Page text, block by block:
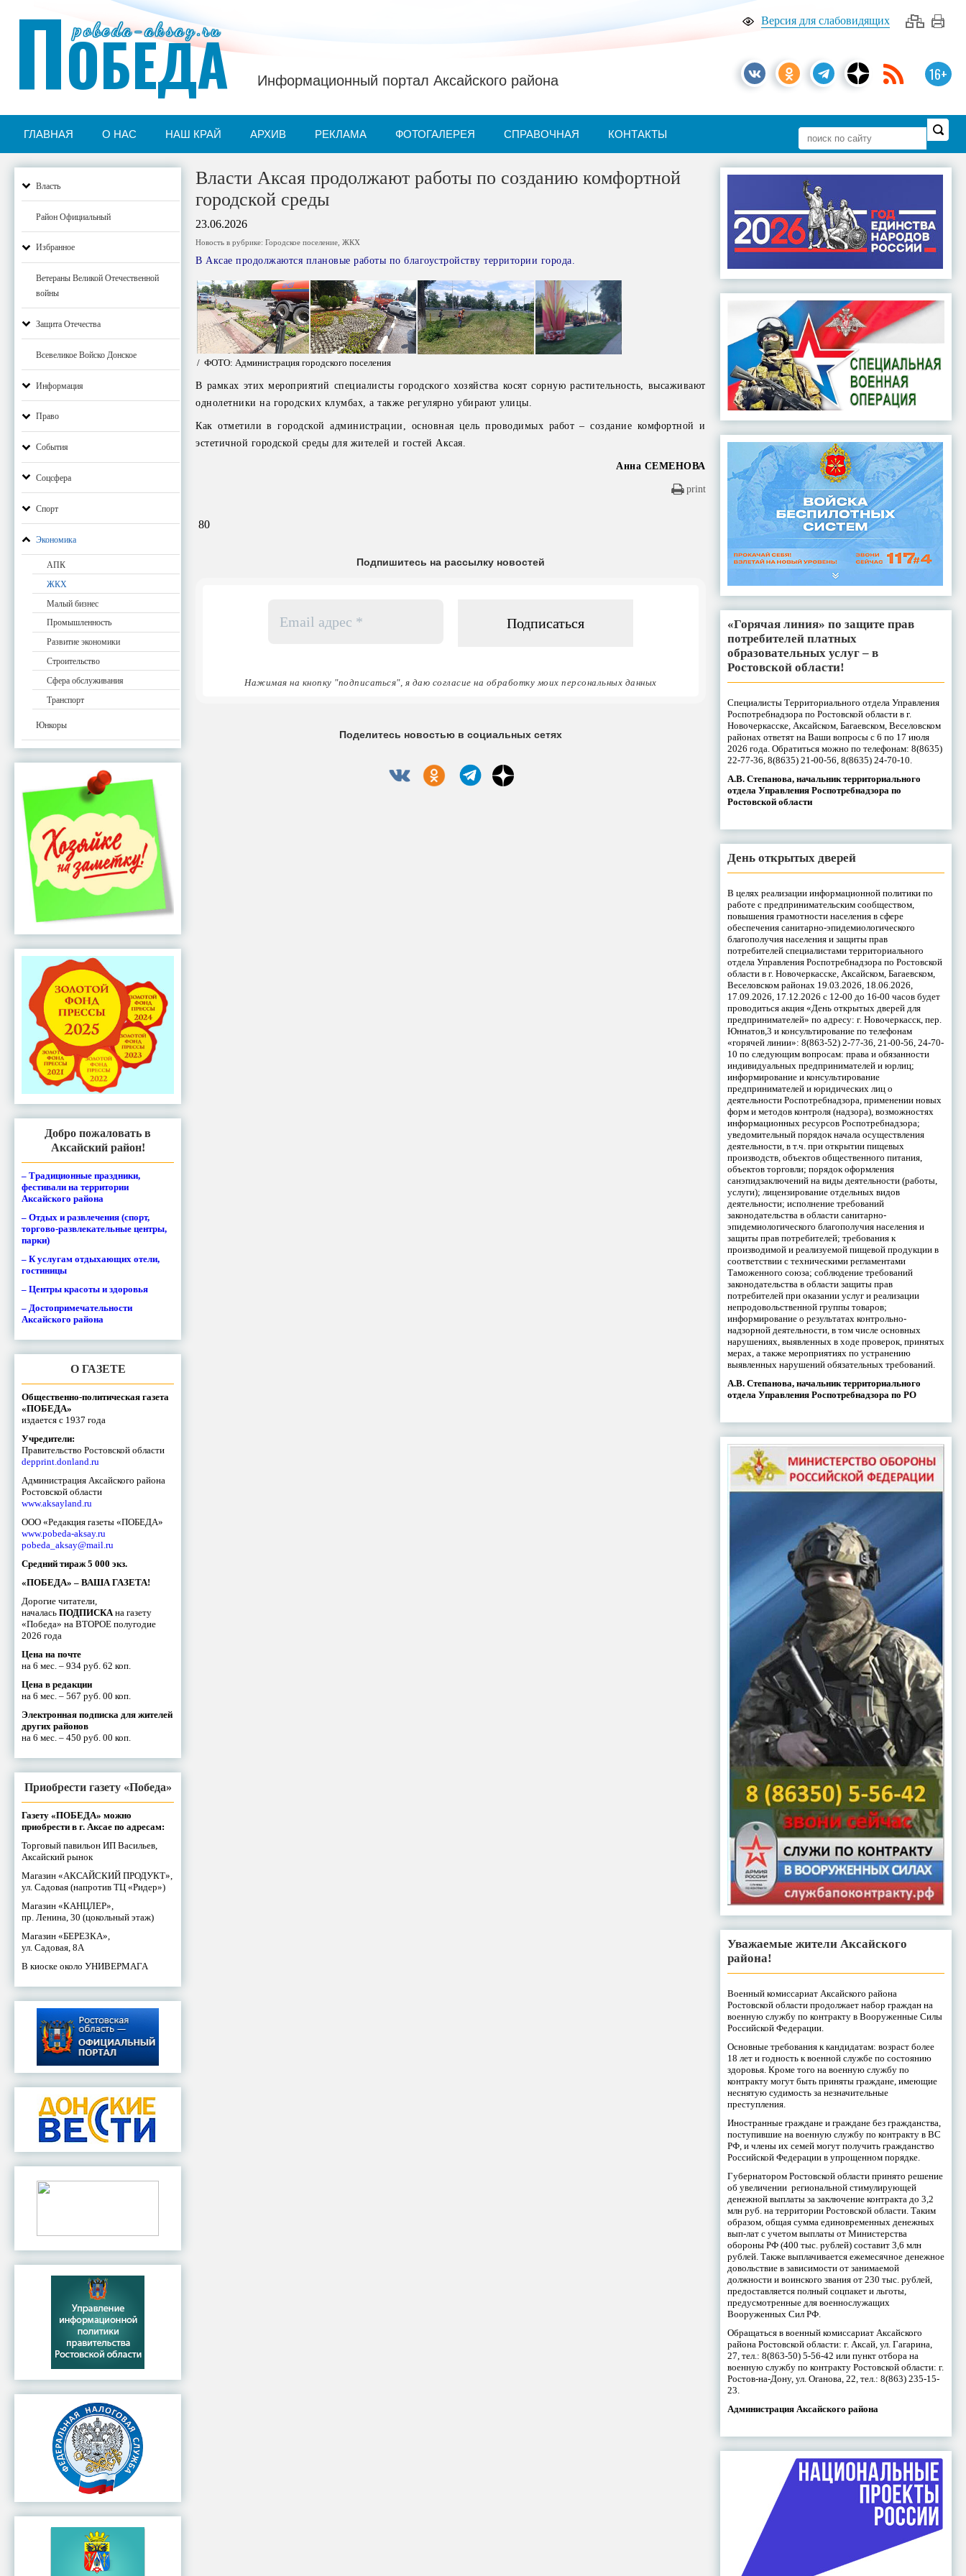
Версия для слабовидящих
16+
pobeda-aksay.ru
ПОБЕДА Информационный портал Аксайского района
ГЛАВНАЯ О НАС НАШ КРАЙ АРХИВ РЕКЛАМА ФОТОГАЛЕРЕЯ СПРАВОЧНАЯ КОНТАКТЫ
Власть
Район Официальный
Избранное
Ветераны Великой Отечественной
войны
Защита Отечества
Всевеликое Войско Донское
Информация
Право
События
Соцсфера
Спорт
Экономика
АПК
ЖКХ
Малый бизнес
Промышленность
Развитие экономики
Строительство
Сфера обслуживания
Транспорт
Юнкоры
Добро пожаловать в
Аксайский район!
– Традиционные праздники,
фестивали на территории
Аксайского района
– Отдых и развлечения (спорт,
торгово-развлекательные центры,
парки)
– К услугам отдыхающих отели,
гостиницы
– Центры красоты и здоровья
– Достопримечательности
Аксайского района
О ГАЗЕТЕ
Общественно-политическая газета
«ПОБЕДА»
издается с 1937 года
Учредители:
Правительство Ростовской области
depprint.donland.ru
Администрация Аксайского района
Ростовской области
www.aksayland.ru
ООО «Редакция газеты «ПОБЕДА»
www.pobeda-aksay.ru
pobeda_aksay@mail.ru
Средний тираж 5 000 экз.
«ПОБЕДА» – ВАША ГАЗЕТА!
Дорогие читатели,
началась ПОДПИСКА на газету
«Победа» на ВТОРОЕ полугодие
2026 года
Цена на почте
на 6 мес. – 934 руб. 62 коп.
Цена в редакции
на 6 мес. – 567 руб. 00 коп.
Электронная подписка для жителей
других районов
на 6 мес. – 450 руб. 00 коп.
Приобрести газету «Победа»
Газету «ПОБЕДА» можно
приобрести в г. Аксае по адресам:
Торговый павильон ИП Васильев,
Аксайский рынок
Магазин «АКСАЙСКИЙ ПРОДУКТ»,
ул. Садовая (напротив ТЦ «Ридер»)
Магазин «КАНЦЛЕР»,
пр. Ленина, 30 (цокольный этаж)
Магазин «БЕРЕЗКА»,
ул. Садовая, 8А
В киоске около УНИВЕРМАГА
Власти Аксая продолжают работы по созданию комфортной
городской среды
23.06.2026
Новость в рубрике:Городское поселение ,ЖКХ
В Аксае продолжаются плановые работы по благоустройству территории города.
/ ФОТО: Администрация городского поселения
В рамках этих мероприятий специалисты городского хозяйства косят сорную растительность, высаживают
однолетники на городских клумбах, а также регулярно убирают улицы.
Как отметили в городской администрации, основная цель проводимых работ – создание комфортной и
эстетичной городской среды для жителей и гостей Аксая.
Анна СЕМЕНОВА
print
80
Подпишитесь на рассылку новостей
адрес
Нажимая на кнопку "подписаться", я даю согласие на обработку моих персональных данных
Поделитесь новостью в социальных сетях
«Горячая линия» по защите прав
потребителей платных
образовательных услуг – в
Ростовской области!
Специалисты Территориального отдела Управления
Роспотребнадзора по Ростовской области в г.
Новочеркасске, Аксайском, Багаевском, Веселовском
районах ответят на Ваши вопросы с 6 по 17 июля
2026 года. Обратиться можно по телефонам: 8(8635)
22-77-36, 8(8635) 21-00-56, 8(8635) 24-70-10.
А.В. Степанова, начальник территориального
отдела Управления Роспотребнадзора по
Ростовской области
День открытых дверей
В целях реализации информационной политики по
работе с предпринимательским сообществом,
повышения грамотности населения в сфере
обеспечения санитарно-эпидемиологического
благополучия населения и защиты прав
потребителей специалистами территориального
отдела Управления Роспотребнадзора по Ростовской
области в г. Новочеркасске, Аксайском, Багаевском,
Веселовском районах 19.03.2026, 18.06.2026,
17.09.2026, 17.12.2026 с 12-00 до 16-00 часов будет
проводиться акция «День открытых дверей для
предпринимателей» по адресу: г. Новочеркасск, пер.
Юннатов,3 и консультирование по телефонам
«горячей линии»: 8(863-52) 2-77-36, 21-00-56, 24-70-
10 по следующим вопросам: права и обязанности
индивидуальных предпринимателей и юрлиц;
информирование и консультирование
предпринимателей и юридических лиц о
деятельности Роспотребнадзора, применении новых
форм и методов контроля (надзора), возможностях
информационных ресурсов Роспотребнадзора;
уведомительный порядок начала осуществления
деятельности, в т.ч. при открытии пищевых
производств, объектов общественного питания,
объектов торговли; порядок оформления
санэпидзаключений на виды деятельности (работы,
услуги); лицензирование отдельных видов
деятельности; исполнение требований
законодательства в области санитарно-
эпидемиологического благополучия населения и
защиты прав потребителей; требования к
производимой и реализуемой пищевой продукции в
соответствии с техническими регламентами
Таможенного союза; соблюдение требований
законодательства в области защиты прав
потребителей при оказании услуг и реализации
непродовольственной группы товаров;
информирование о результатах контрольно-
надзорной деятельности, в том числе основных
нарушениях, выявленных в ходе проверок, принятых
мерах, а также мероприятиях по устранению
выявленных нарушений обязательных требований.
А.В. Степанова, начальник территориального
отдела Управления Роспотребнадзора по РО
Уважаемые жители Аксайского
района!
Военный комиссариат Аксайского района
Ростовской области продолжает набор граждан на
военную службу по контракту в Вооруженные Силы
Российской Федерации.
Основные требования к кандидатам: возраст более
18 лет и годность к военной службе по состоянию
здоровья. Кроме того на военную службу по
контракту могут быть приняты граждане, имеющие
неснятую судимость за незначительные
преступления.
Иностранные граждане и граждане без гражданства,
поступившие на военную службу по контракту в ВС
РФ, и члены их семей могут получить гражданство
Российской Федерации в упрощенном порядке.
Губернатором Ростовской области принято решение
об увеличении региональной стимулирующей
денежной выплаты за заключение контракта до 3,2
млн руб. на территории Ростовской области. Таким
образом, общая сумма единовременных денежных
вып-лат с учетом выплаты от Министерства
обороны РФ (400 тыс. рублей) составит 3,6 млн
рублей. Также выплачивается ежемесячное денежное
довольствие в зависимости от занимаемой
должности и воинского звания от 230 тыс. рублей,
предоставляется полный соцпакет и льготы,
предусмотренные для военнослужащих
Вооруженных Сил РФ.
Обращаться в военный комиссариат Аксайского
района Ростовской области: г. Аксай, ул. Гагарина,
27, тел.: 8(863-50) 5-56-42 или пункт отбора на
военную службу по контракту Ростовской области: г.
Ростов-на-Дону, ул. Оганова, 22, тел.: 8(863) 235-15-
23.
Администрация Аксайского района